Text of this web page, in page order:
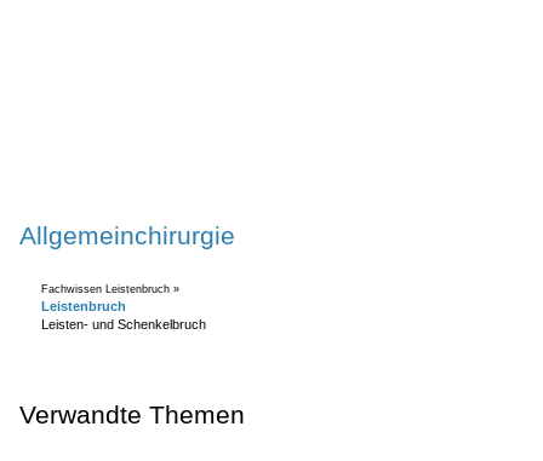
Allgemeinchirurgie
Fachwissen Leistenbruch »
Leistenbruch
Leisten- und Schenkelbruch
Verwandte Themen